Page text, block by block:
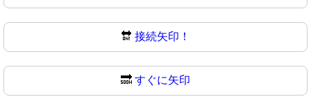
🔛 接続矢印！
🔜 すぐに矢印